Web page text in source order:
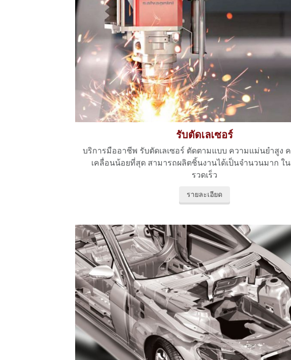
รับตัดเลเซอร์
บริการมืออาชีพ รับตัดเลเซอร์ ตัดตามแบบ ความแม่นยำสูง
เคลื่อนน้อยที่สุด สามารถผลิตชิ้นงานได้เป็นจำนวนมาก ใน
รวดเร็ว
รายละเอียด